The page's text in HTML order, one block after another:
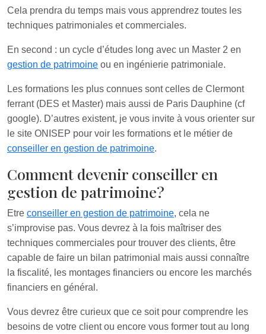
Cela prendra du temps mais vous apprendrez toutes les
techniques patrimoniales et commerciales.
En second : un cycle d’études long avec un Master 2 en
gestion de patrimoine ou en ingénierie patrimoniale.
Les formations les plus connues sont celles de Clermont
ferrant (DES et Master) mais aussi de Paris Dauphine (cf
google). D’autres existent, je vous invite à vous orienter sur
le site ONISEP pour voir les formations et le métier de
conseiller en gestion de patrimoine.
Comment devenir conseiller en
gestion de patrimoine?
Etre conseiller en gestion de patrimoine, cela ne
s’improvise pas. Vous devrez à la fois maîtriser des
techniques commerciales pour trouver des clients, être
capable de faire un bilan patrimonial mais aussi connaître
la fiscalité, les montages financiers ou encore les marchés
financiers en général.
Vous devrez être curieux que ce soit pour comprendre les
besoins de votre client ou encore vous former tout au long